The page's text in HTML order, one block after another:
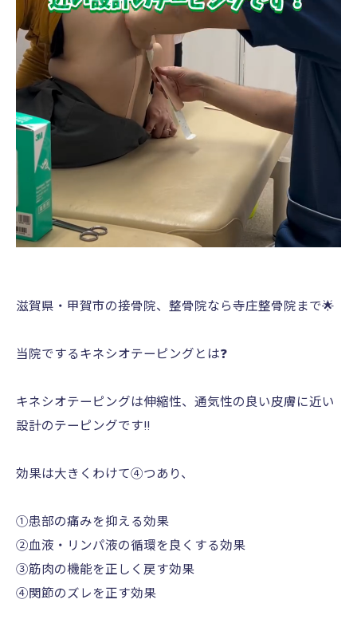
滋賀県・甲賀市の接骨院、整骨院なら寺庄整骨院まで🌟
当院でするキネシオテーピングとは❓
キネシオテーピングは伸縮性、通気性の良い皮膚に近い
設計のテーピングです‼️
効果は大きくわけて④つあり、
①患部の痛みを抑える効果
②血液・リンパ液の循環を良くする効果
③筋肉の機能を正しく戻す効果
④関節のズレを正す効果